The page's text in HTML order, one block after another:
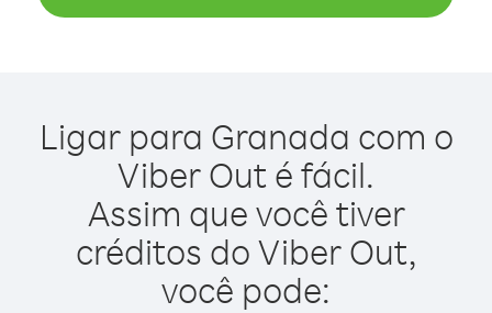
Ligar para Granada com o
Viber Out é fácil.
Assim que você tiver
créditos do Viber Out,
você pode: